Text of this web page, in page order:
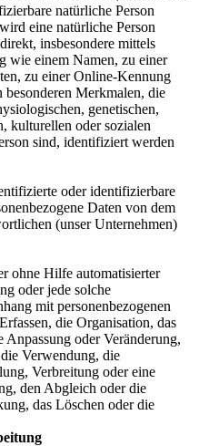
natürliche Person
eine natürliche Person
insbesondere mittels
wie einem Namen, zu einer
zu einer Online-Kennung
besonderen Merkmalen, die
genetischen,
kulturellen oder sozialen
sind, identifiziert werden
oder identifizierbare
Daten von dem
(unser Unternehmen)
ohne Hilfe automatisierter
oder jede solche
mit personenbezogenen
die Organisation, das
oder Veränderung,
Verwendung, die
Verbreitung oder eine
den Abgleich oder die
das Löschen oder die